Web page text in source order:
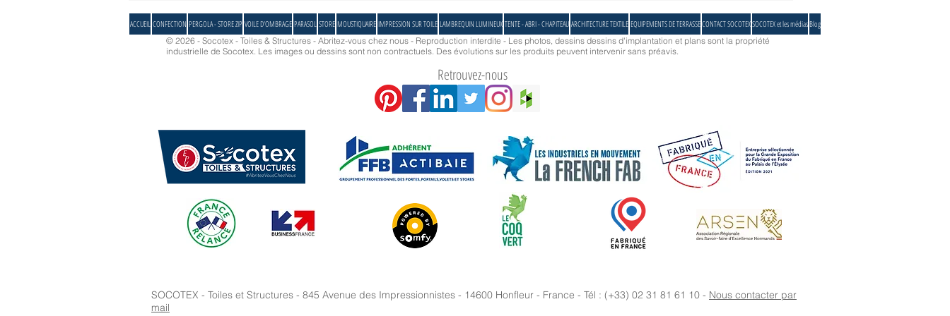
l'été et de votre extérieur à 100 %
DUO
d'ombrage Abrivoile Socotex
ACCUEIL CONFECTION PERGOLA - STORE ZIP VOILE D'OMBRAGE PARASOL STORE MOUSTIQUAIRE IMPRESSION SUR TOILE LAMBREQUIN LUMINEUX TENTE - ABRI - CHAPITEAU ARCHITECTURE TEXTILE EQUIPEMENTS DE TERRASSECONTACT SOCOTEXSOCOTEX et les médiasBlog
© 2026 - Socotex - Toiles & Structures - Abritez-vous chez nous - Reproduction interdite - Les photos, dessins dessins d'implantation et plans sont la propriété
industrielle de Socotex. Les images ou dessins sont non contractuels. Des évolutions sur les produits peuvent intervenir sans préavis.
Retrouvez-nous
SOCOTEX - Toiles et Structures - 845 Avenue des Impressionnistes - 14600 Honfleur - France - Tél : (+33) 02 31 81 61 10 - Nous contacter par
mail